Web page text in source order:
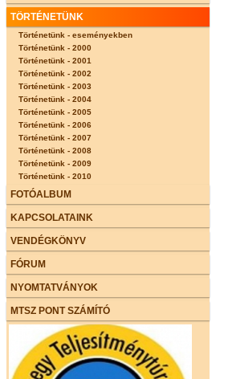
TÖRTÉNETÜNK
Történetünk - eseményekben
Történetünk - 2000
Történetünk - 2001
Történetünk - 2002
Történetünk - 2003
Történetünk - 2004
Történetünk - 2005
Történetünk - 2006
Történetünk - 2007
Történetünk - 2008
Történetünk - 2009
Történetünk - 2010
FOTÓALBUM
KAPCSOLATAINK
VENDÉGKÖNYV
FÓRUM
NYOMTATVÁNYOK
MTSZ PONT SZÁMÍTÓ